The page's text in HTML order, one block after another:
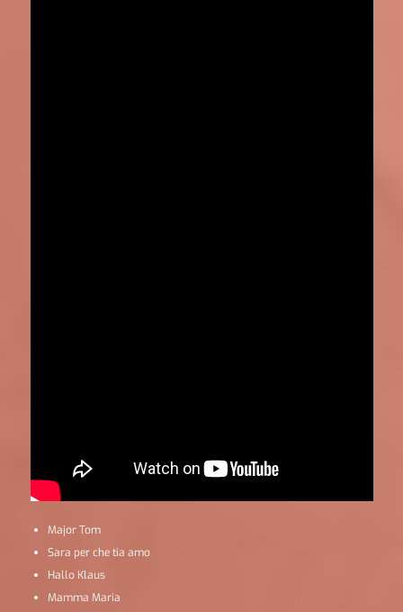
Major Tom
Sara per che tia amo
Hallo Klaus
Mamma Maria